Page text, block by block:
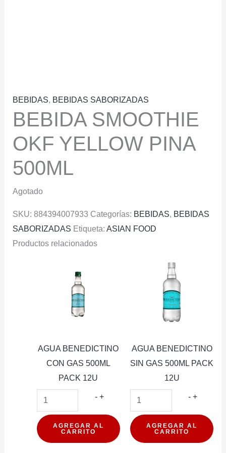
BEBIDAS, BEBIDAS SABORIZADAS
BEBIDA SMOOTHIE
OKF YELLOW PINA
500ML
Agotado
SKU: 884394007933 Categorías: BEBIDAS, BEBIDAS
SABORIZADAS Etiqueta: ASIAN FOOD
Productos relacionados
AGUA BENEDICTINO
CON GAS 500ML
PACK 12U
- AGUA
BENEDICTINO
CON
GAS
+
AGREGAR AL
CARRITO
AGUA BENEDICTINO
SIN GAS 500ML PACK
12U
- AGUA
SIN
GAS
+
AGREGAR AL
CARRITO